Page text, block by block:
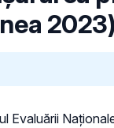
2023)
Evaluării